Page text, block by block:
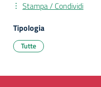
Stampa / Condividi
Tipologia
Tutte